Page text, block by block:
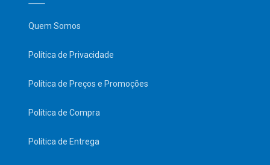
Quem Somos
Política de Privacidade
Política de Preços e Promoções
Política de Compra
Política de Entrega